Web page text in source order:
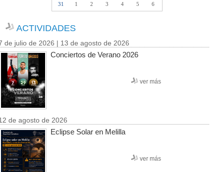
31
1 2 3 4 5 6
ACTIVIDADES
de julio de 2026 | 13 de agosto de 2026
Conciertos de Verano 2026
ver más
de agosto de 2026
Eclipse Solar en Melilla
ver más